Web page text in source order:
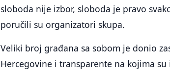
sloboda nije izbor, sloboda je pravo
poručili su organizatori skupa.
Veliki broj građana sa sobom je donio
Hercegovine i transparente na kojima